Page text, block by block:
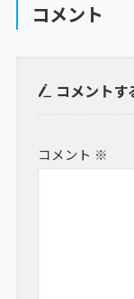
コメント
コメントす
コメント ※